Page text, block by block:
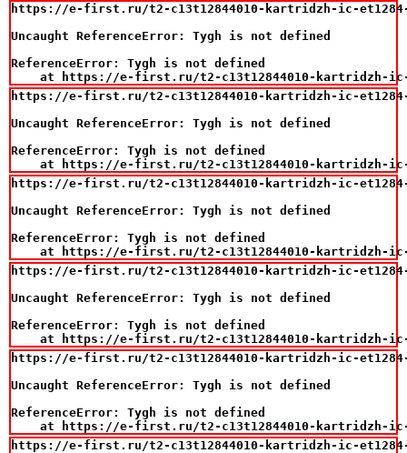
https://e-first.ru/t2-c13t12844010-kartridzh-ic-et1284-
Uncaught ReferenceError: Tygh is not defined
ReferenceError: Tygh is not defined
at https://e-first.ru/t2-c13t12844010-kartridzh-
https://e-first.ru/t2-c13t12844010-kartridzh-ic-et1284-
Uncaught ReferenceError: Tygh is not defined
ReferenceError: Tygh is not defined
at https://e-first.ru/t2-c13t12844010-kartridzh-
https://e-first.ru/t2-c13t12844010-kartridzh-ic-et1284-
Uncaught ReferenceError: Tygh is not defined
ReferenceError: Tygh is not defined
at https://e-first.ru/t2-c13t12844010-kartridzh-
https://e-first.ru/t2-c13t12844010-kartridzh-ic-et1284-
Uncaught ReferenceError: Tygh is not defined
ReferenceError: Tygh is not defined
at https://e-first.ru/t2-c13t12844010-kartridzh-
https://e-first.ru/t2-c13t12844010-kartridzh-ic-et1284-
Uncaught ReferenceError: Tygh is not defined
ReferenceError: Tygh is not defined
at https://e-first.ru/t2-c13t12844010-kartridzh-
https://e-first.ru/t2-c13t12844010-kartridzh-ic-et1284-